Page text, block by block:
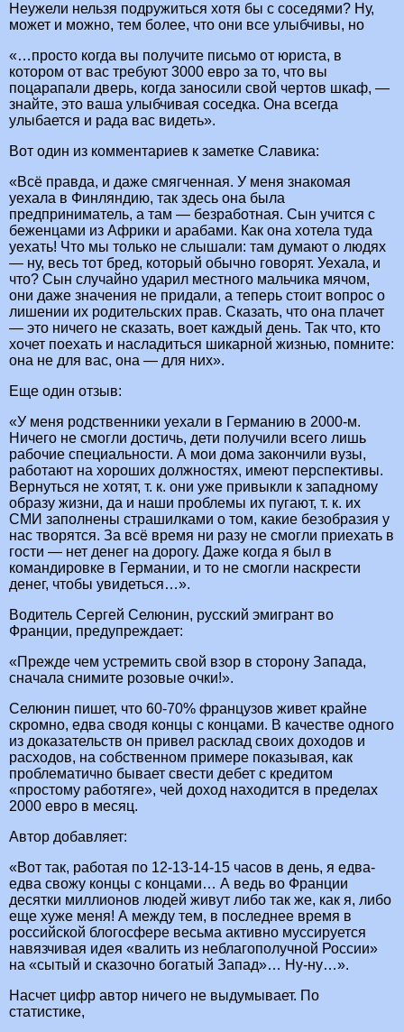
Неужели нельзя подружиться хотя бы с соседями? Ну,
может и можно, тем более, что они все улыбчивы, но
«…просто когда вы получите письмо от юриста, в
котором от вас требуют 3000 евро за то, что вы
поцарапали дверь, когда заносили свой чертов шкаф, —
знайте, это ваша улыбчивая соседка. Она всегда
улыбается и рада вас видеть».
Вот один из комментариев к заметке Славика:
«Всё правда, и даже смягченная. У меня знакомая
уехала в Финляндию, так здесь она была
предприниматель, а там — безработная. Сын учится с
беженцами из Африки и арабами. Как она хотела туда
уехать! Что мы только не слышали: там думают о людях
— ну, весь тот бред, который обычно говорят. Уехала, и
что? Сын случайно ударил местного мальчика мячом,
они даже значения не придали, а теперь стоит вопрос о
лишении их родительских прав. Сказать, что она плачет
— это ничего не сказать, воет каждый день. Так что, кто
хочет поехать и насладиться шикарной жизнью, помните:
она не для вас, она — для них».
Еще один отзыв:
«У меня родственники уехали в Германию в 2000-м.
Ничего не смогли достичь, дети получили всего лишь
рабочие специальности. А мои дома закончили вузы,
работают на хороших должностях, имеют перспективы.
Вернуться не хотят, т. к. они уже привыкли к западному
образу жизни, да и наши проблемы их пугают, т. к. их
СМИ заполнены страшилками о том, какие безобразия у
нас творятся. За всё время ни разу не смогли приехать в
гости — нет денег на дорогу. Даже когда я был в
командировке в Германии, и то не смогли наскрести
денег, чтобы увидеться…».
Водитель Сергей Селюнин, русский эмигрант во
Франции, предупреждает:
«Прежде чем устремить свой взор в сторону Запада,
сначала снимите розовые очки!».
Селюнин пишет, что 60-70% французов живет крайне
скромно, едва сводя концы с концами. В качестве одного
из доказательств он привел расклад своих доходов и
расходов, на собственном примере показывая, как
проблематично бывает свести дебет с кредитом
«простому работяге», чей доход находится в пределах
2000 евро в месяц.
Автор добавляет:
«Вот так, работая по 12-13-14-15 часов в день, я едва-
едва свожу концы с концами… А ведь во Франции
десятки миллионов людей живут либо так же, как я, либо
еще хуже меня! А между тем, в последнее время в
российской блогосфере весьма активно муссируется
навязчивая идея «валить из неблагополучной России»
на «сытый и сказочно богатый Запад»… Ну-ну…».
Насчет цифр автор ничего не выдумывает. По
статистике,